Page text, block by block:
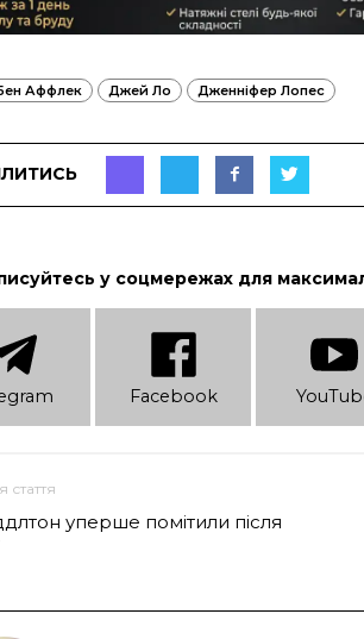
Аффлек Джей Ло Дженніфер Лопес
у соцмережах для
Facebook
уперше помітили після